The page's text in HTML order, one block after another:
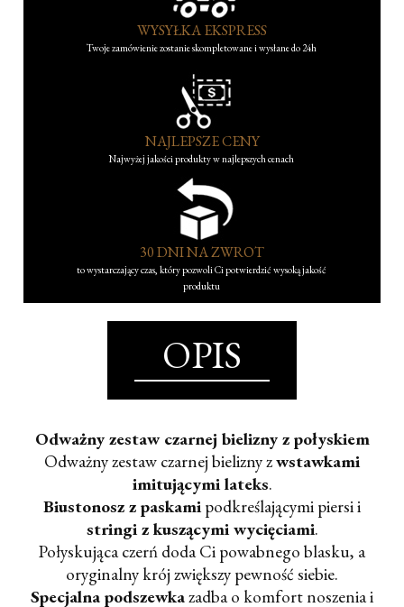
WYSYŁKA EKSPRESS
Twoje zamówienie zostanie skompletowane i wysłane do 24h
NAJLEPSZE CENY
Najwyżej jakości produkty w najlepszych cenach
30 DNI NA ZWROT
to wystarczający czas, który pozwoli Ci potwierdzić wysoką jakość
produktu
OPIS
Odważny zestaw czarnej bielizny z połyskiem
Odważny zestaw czarnej bielizny zwstawkami
imitującymi lateks.
Biustonosz z paskamipodkreślającymi piersi i
stringi z kuszącymi wycięciami.
Połyskująca czerń doda Ci powabnego blasku, a
oryginalny krój zwiększy pewność siebie.
Specjalna podszewkazadba o komfort noszenia i